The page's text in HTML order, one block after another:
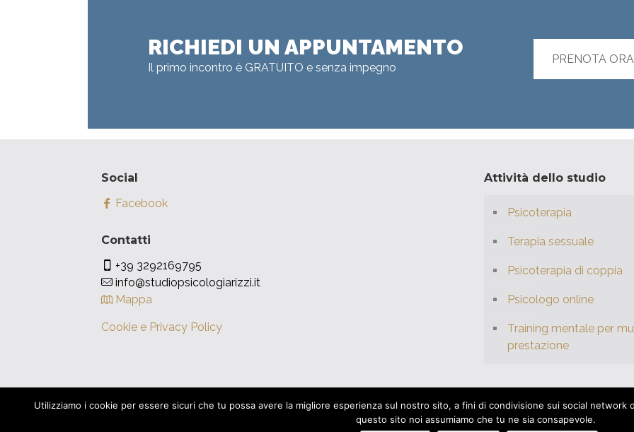
RICHIEDI UN APPUNTAMENTO
Il primo incontro è GRATUITO e senza impegno
PRENOTA ORA
Social
Facebook
Contatti
+39 3292169795
info@studiopsicologiarizzi.it
Mappa
Cookie e Privacy Policy
Attività dello studio
Psicoterapia
Terapia sessuale
Psicoterapia di coppia
Psicologo online
Training mentale per
prestazione
© 2016 Studio Psicologia Rizzi. | P.IVA: 04315560286 | Powered bytiltGrafiche.it|Privacy policy
Utilizziamo i cookie per essere sicuri che tu possa avere la migliore esperienza sul nostro sito, a fini di condivisione sui social
questo sito noi assumiamo che tu ne sia consapevole.